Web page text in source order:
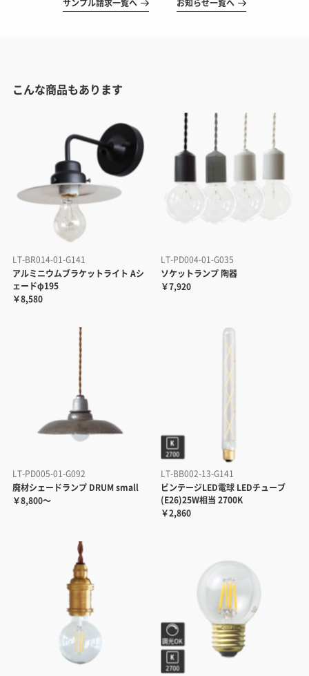
サンプル請求一覧へ お知らせ一覧へ
こんな商品もあります
LT-BR014-01-G141
アルミニウムブラケットライト Aシ
ェードφ195
￥8,580
LT-PD004-01-G035
ソケットランプ 陶器
￥7,920
LT-PD005-01-G092
廃材シェードランプ DRUM small
￥8,800～
LT-BB002-13-G141
ビンテージLED電球 LEDチューブ
(E26)25W相当 2700K
￥2,860